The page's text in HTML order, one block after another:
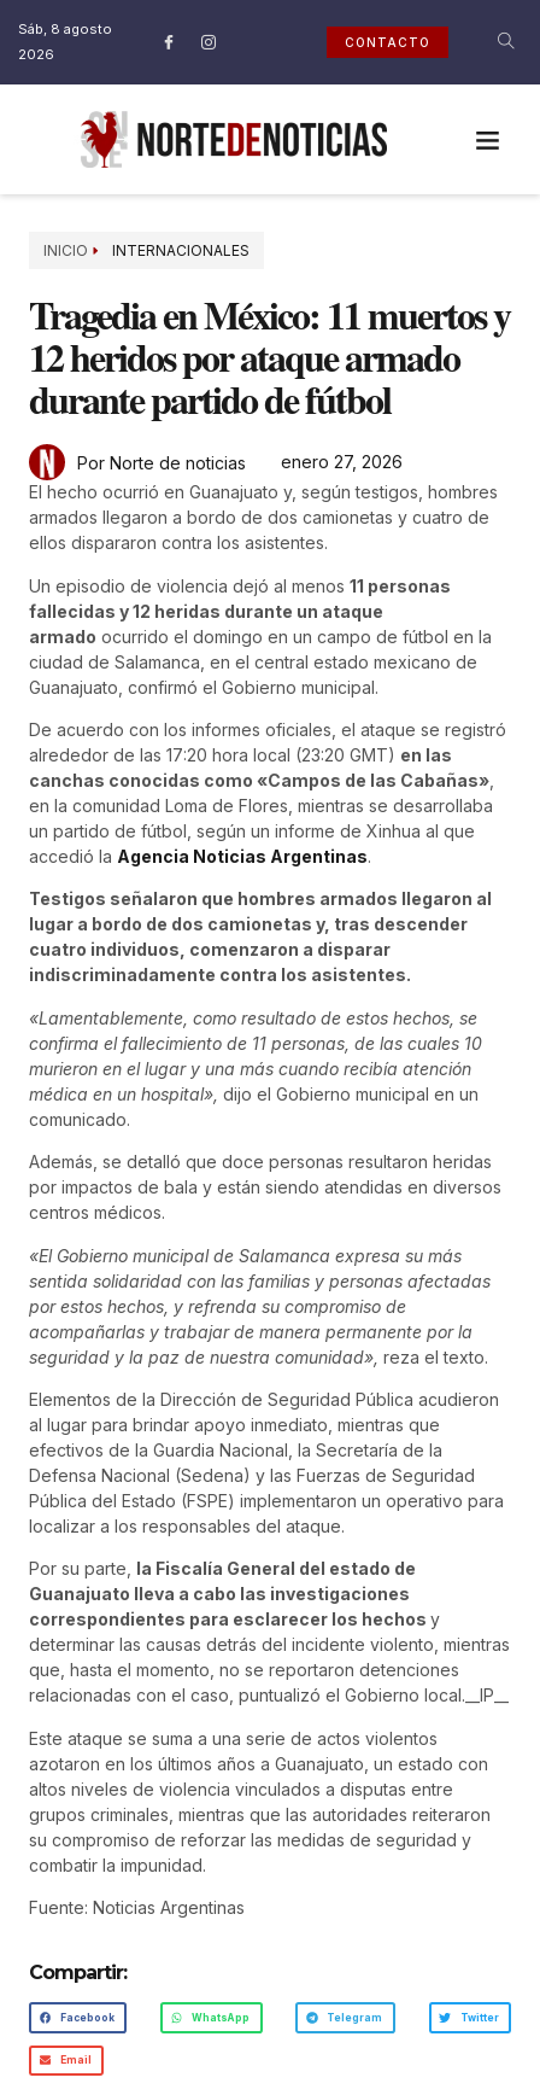
Sáb, 8 agosto
2026
CONTACTO
INICIO INTERNACIONALES
Tragedia en México: 11 muertos y
12 heridos por ataque armado
durante partido de fútbol
Por Norte de noticias
enero 27, 2026
El hecho ocurrió en Guanajuato y, según testigos, hombres
armados llegaron a bordo de dos camionetas y cuatro de
ellos dispararon contra los asistentes.
Un episodio de violencia dejó al menos 11 personas
fallecidas y 12 heridas durante un ataque
armado ocurrido el domingo en un campo de fútbol en la
ciudad de Salamanca, en el central estado mexicano de
Guanajuato, confirmó el Gobierno municipal.
De acuerdo con los informes oficiales, el ataque se registró
alrededor de las 17:20 hora local (23:20 GMT) en las
canchas conocidas como «Campos de las Cabañas»
en la comunidad Loma de Flores, mientras se desarrollaba
un partido de fútbol, según un informe de Xinhua al que
accedió la Agencia Noticias Argentinas.
Testigos señalaron que hombres armados llegaron al
lugar a bordo de dos camionetas y, tras descender
cuatro individuos, comenzaron a disparar
indiscriminadamente contra los asistentes.
«Lamentablemente, como resultado de estos hechos, se
confirma el fallecimiento de 11 personas, de las cuales 10
murieron en el lugar y una más cuando recibía atención
médica en un hospital», dijo el Gobierno municipal en un
comunicado.
Además, se detalló que doce personas resultaron heridas
por impactos de bala y están siendo atendidas en diversos
centros médicos.
«El Gobierno municipal de Salamanca expresa su más
sentida solidaridad con las familias y personas afectadas
por estos hechos, y refrenda su compromiso de
acompañarlas y trabajar de manera permanente por la
seguridad y la paz de nuestra comunidad», reza el texto.
Elementos de la Dirección de Seguridad Pública acudieron
al lugar para brindar apoyo inmediato, mientras que
efectivos de la Guardia Nacional, la Secretaría de la
Defensa Nacional (Sedena) y las Fuerzas de Seguridad
Pública del Estado (FSPE) implementaron un operativo para
localizar a los responsables del ataque.
Por su parte, la Fiscalía General del estado de
Guanajuato lleva a cabo las investigaciones
correspondientes para esclarecer los hechos y
determinar las causas detrás del incidente violento, mientras
que, hasta el momento, no se reportaron detenciones
relacionadas con el caso, puntualizó el Gobierno local.__IP__
Este ataque se suma a una serie de actos violentos
azotaron en los últimos años a Guanajuato, un estado con
altos niveles de violencia vinculados a disputas entre
grupos criminales, mientras que las autoridades reiteraron
su compromiso de reforzar las medidas de seguridad y
combatir la impunidad.
Fuente: Noticias Argentinas
Compartir:
Facebook WhatsApp Telegram Twitter
Email